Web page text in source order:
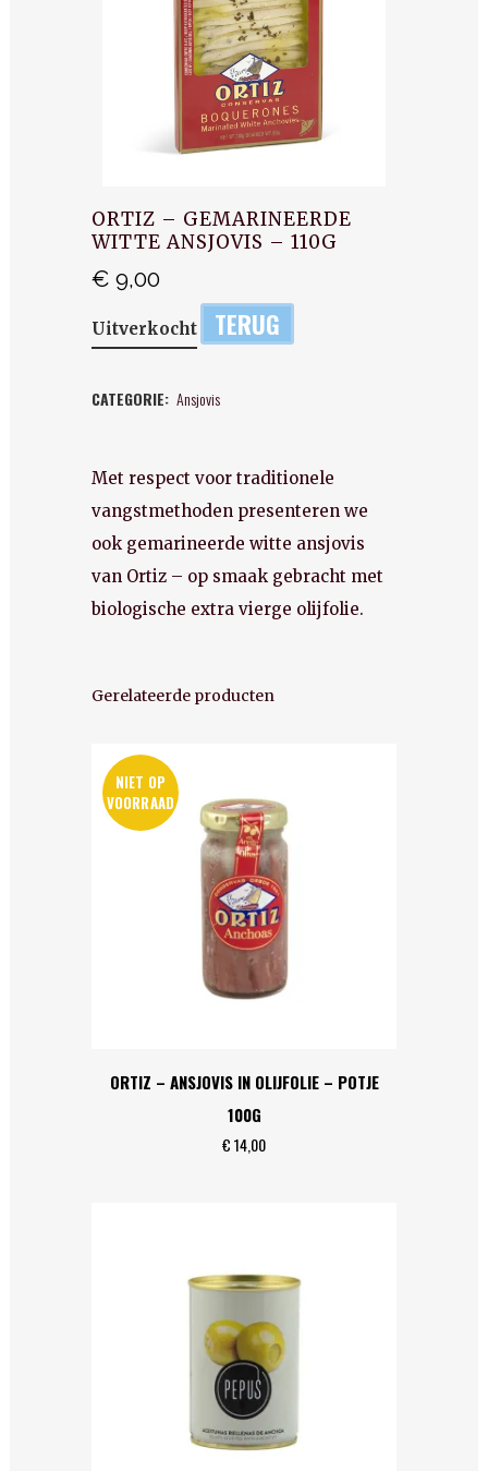
ORTIZ – GEMARINEERDE
WITTE ANSJOVIS – 110G
€ 9,00
Uitverkocht TERUG
CATEGORIE: Ansjovis
Met respect voor traditionele
vangstmethoden presenteren we
ook gemarineerde witte ansjovis
van Ortiz – op smaak gebracht met
biologische extra vierge olijfolie.
Gerelateerde producten
NIET OP
VOORRAAD
ORTIZ – ANSJOVIS IN OLIJFOLIE – POTJE
100G
€14,00